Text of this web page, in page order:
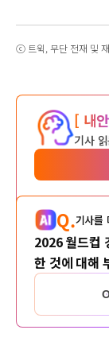
ⓒ 트윅, 무단 전재 및
[ 내
기사
Q.기사를
2026 월드컵
한 것에 대해